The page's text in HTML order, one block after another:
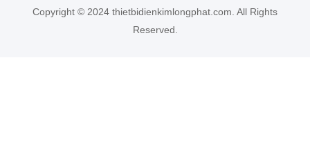
Copyright © 2024 thietbidienkimlongphat.com. All Rights
Reserved.